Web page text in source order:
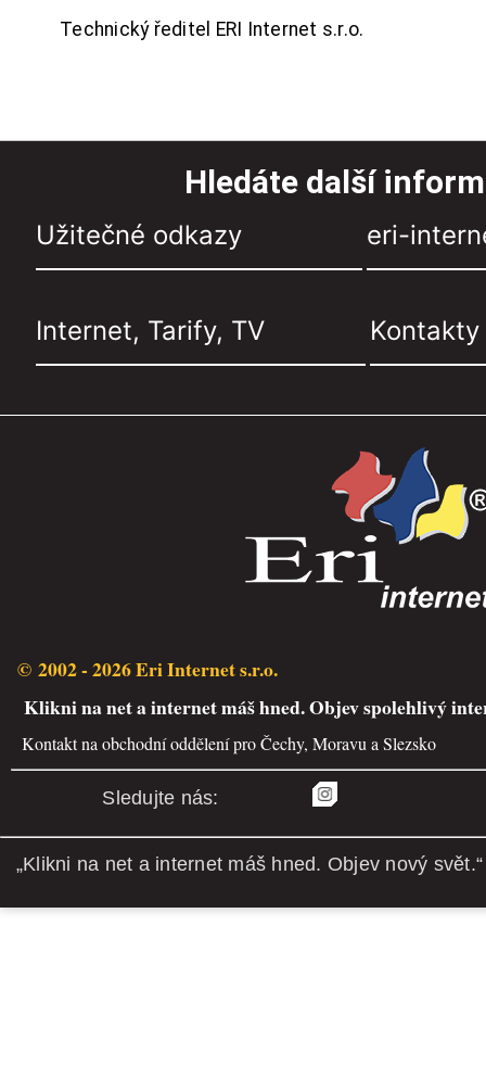
Technický ředitel ERI Internet s.r.o.
Hledáte další
Užitečné odkazy eri-
Internet, Tarify, TV Kontakty
© 2002 - 2026 Eri Internet s.r.o.
Klikni na net a internet máš hned. Objev spolehlivý
Kontakt na obchodní oddělení pro Čechy, Moravu a Slezsko
Sledujte nás:
„Klikni na net a internet máš hned. Objev nový svět.“